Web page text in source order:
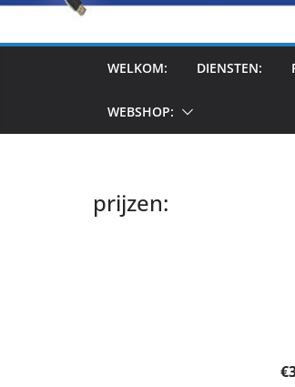
WELKOM: DIENSTEN:
WEBSHOP:
prijzen: